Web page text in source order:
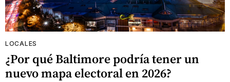
LOCALES
¿Por qué Baltimore podría tener un
nuevo mapa electoral en 2026?